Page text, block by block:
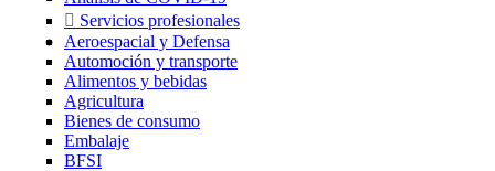
Servicios profesionales
Aeroespacial y Defensa
Automoción y transporte
Alimentos y bebidas
Agricultura
Bienes de consumo
Embalaje
BFSI